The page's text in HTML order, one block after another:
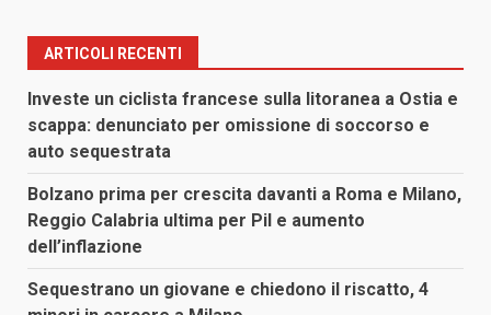
ARTICOLI RECENTI
Investe un ciclista francese sulla litoranea a Ostia e
scappa: denunciato per omissione di soccorso e
auto sequestrata
Bolzano prima per crescita davanti a Roma e Milano,
Reggio Calabria ultima per Pil e aumento
dell’inflazione
Sequestrano un giovane e chiedono il riscatto, 4